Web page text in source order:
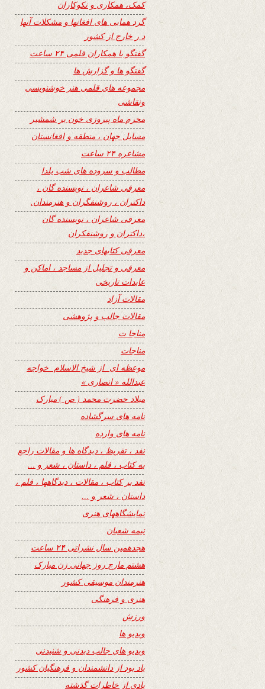
کمک، همکاری و نکوکاران
گرد همایی های افغانها و مشکلات آنها
د ر خارج از کشور
گفتگو با همکاران قلمی ۲۴ ساعت
گفتگو ها و گزارش ها
مجموعه های قلمی هنر خوشنویسی
ونقاشی
محرم ماه پیروزی خون بر شمشیر
مسایل جهان ، منطقه و افغانستان
مشاعره ۲۴ ساعت
مطالب و سروده های شب یلدا
معرفی شاعران ، نویسنده گان ،
داکتران ، روشنفگران و هنرمندان.
معرفی شاعران ، نویسنده گان
،داکتران و روشنفکران
معرفی کتابهای جدید
معرفی و تجلیل از مساجد ، اماکن و
عابدات تاریخی
مقالات آزاد
مقالات جالب و پژوهشی
مناجا ت
مناجات
موعظه ای از شیخ الاسلام خواجه
عبدالله « انصاری »
میلاد حضرت محمد ( ص ) مبارک
نامه های سرگشاده
نامه های وارده
نفد ، تقریظ ، دیدگاه ها و مقالات راجع
به کتاب ، فلم ، داستان ، شعر و …
نفد بر کتاب ، مقالات ، دیدگاهها ، فلم ،
داستان ، شعر و …
نمایشگاههای هنری
نیمه شعبان
هجدهمین سال نشراتی ۲۴ ساعت
هشتم مارچ روز جهانی زن مبارک
هنرمندان موسیقی کشور
هنری و فرهنگی
ورزش
ویدیو ها
ویدیو های جالب دیدنی و شنیدنی
یاد بود از دانشمندان و فرهنگیان کشور
یادی از خاطرات گذشته